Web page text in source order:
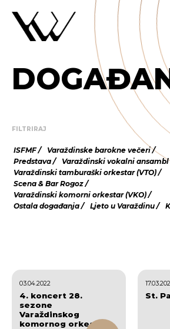
FILTRIRAJ
ISFMF
Varaždinske barokne večeri
Predstava
Varaždinski vokalni ansambl
Varaždinski tamburaški orkestar (VTO)
Scena & Bar Rogoz
Varaždinski komorni orkestar (VKO)
Ostala događanja
Ljeto u Varaždinu
4. koncert 28.
sezone
Varaždinskog
komornog orkestra
03.04.2022
St.